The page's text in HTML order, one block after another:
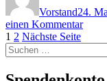
Vorstand24.
einen Kommentarzu
der
Beiträge
Seite
1 Seite
2 Nächste Seite
Suchen
nach: